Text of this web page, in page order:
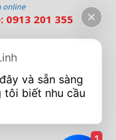
online
0913 201 355
nhánh Hồ Chí Minh
0909 503 696
và sẵn sàng
tôi biết nhu cầu